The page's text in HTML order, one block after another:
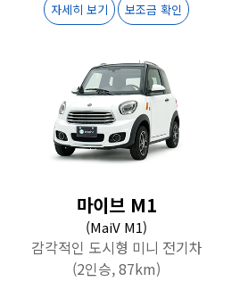
자세히 보기 보조금 확인
마이브 M1
(MaiV M1)
감각적인 도시형 미니 전기차
(2인승, 87km)